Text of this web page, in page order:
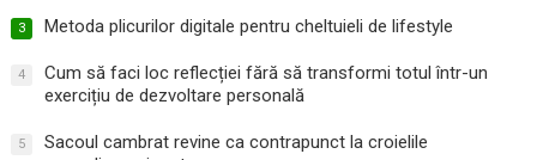
3 Metoda plicurilor digitale pentru cheltuieli de lifestyle
4
Cum să faci loc reflecției fără să transformi totul într-un
exercițiu de dezvoltare personală
5
Sacoul cambrat revine ca contrapunct la croielile